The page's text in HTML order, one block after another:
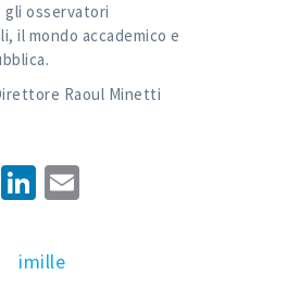
gli osservatori
il mondo accademico e
Raoul Minetti
TwitterLinkedIn
imille